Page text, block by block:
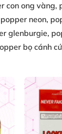
con ong vàng,
neon,
glenburgie,
bọ cánh